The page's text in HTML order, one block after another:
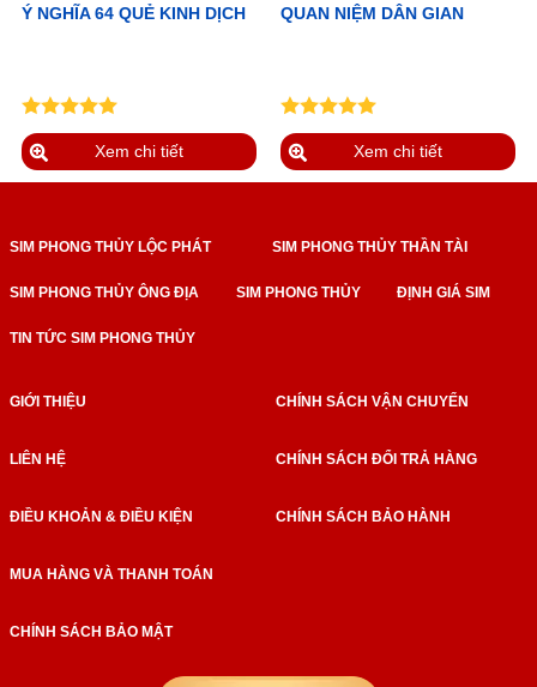
Ý NGHĨA 64 QUẺ KINH DỊCH
Xem chi tiết
QUAN NIỆM DÂN GIAN
Xem chi tiết
SIM PHONG THỦY LỘC PHÁT SIM PHONG THỦY THẦN TÀI
SIM PHONG THỦY ÔNG ĐỊA SIM PHONG THỦY ĐỊNH GIÁ SIM
TIN TỨC SIM PHONG THỦY
GIỚI THIỆU
LIÊN HỆ
ĐIỀU KHOẢN & ĐIỀU KIỆN
MUA HÀNG VÀ THANH TOÁN
CHÍNH SÁCH BẢO MẬT
CHÍNH SÁCH VẬN CHUYỂN
CHÍNH SÁCH ĐỔI TRẢ HÀNG
CHÍNH SÁCH BẢO HÀNH